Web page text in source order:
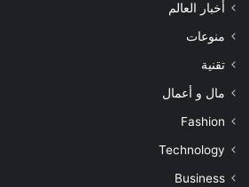
أخبار العالم
منوعات
تقنية
مال و أعمال
Fashion
Technology
Business